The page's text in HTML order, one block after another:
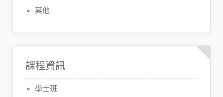
其他
課程資訊
學士班